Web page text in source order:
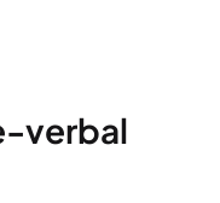
verbal